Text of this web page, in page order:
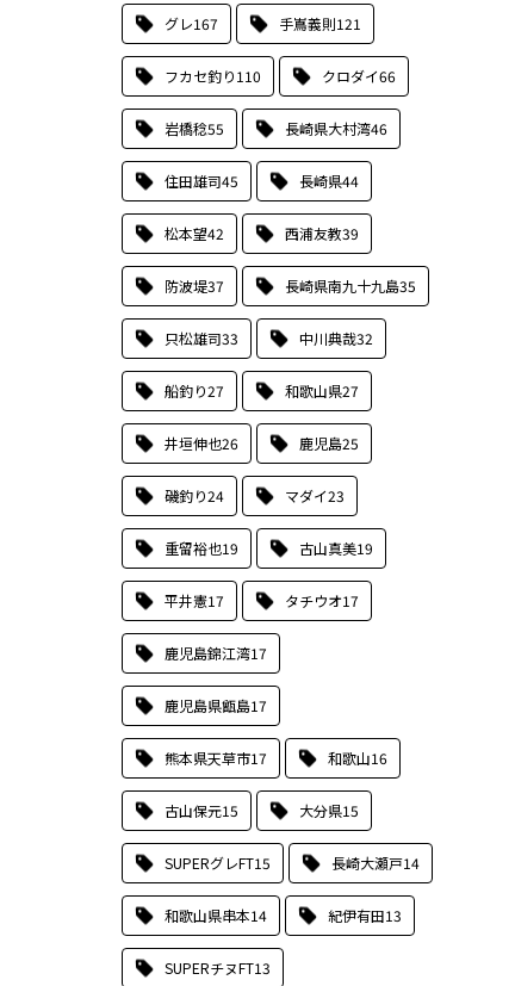
グレ167 手嶌義則121
フカセ釣り110 クロダイ66
岩橋稔55 長崎県大村湾46
住田雄司45 長崎県44
松本望42 西浦友教39
防波堤37 長崎県南九十九島35
只松雄司33 中川典哉32
船釣り27 和歌山県27
井垣伸也26 鹿児島25
磯釣り24 マダイ23
重留裕也19 古山真美19
平井憲17 タチウオ17
鹿児島錦江湾17
鹿児島県甑島17
熊本県天草市17 和歌山16
古山保元15 大分県15
SUPERグレFT15 長崎大瀬戸14
和歌山県串本14 紀伊有田13
SUPERチヌFT13